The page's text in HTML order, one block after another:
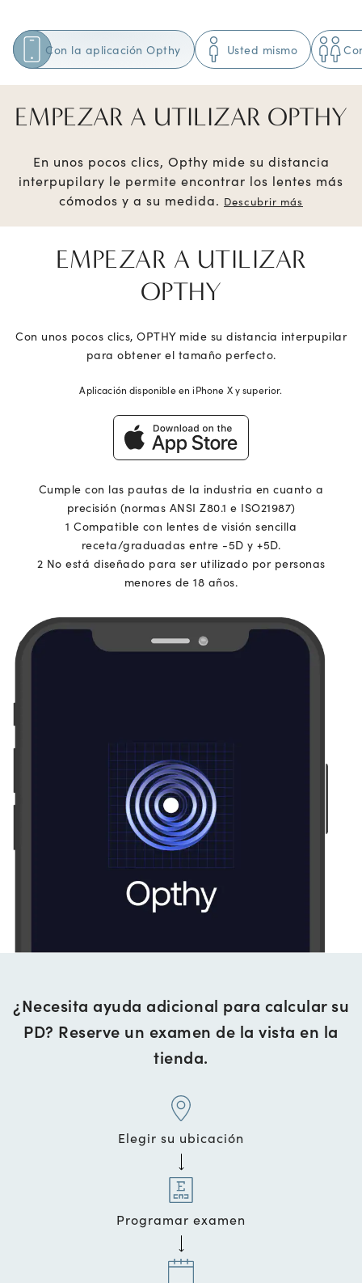
Con la aplicación Opthy Usted mismo
EMPEZAR A UTILIZAR OPTHY
En unos pocos clics, Opthy mide su distancia
interpupilary le permite encontrar los lentes más
cómodos y a su medida. Descubrir más
EMPEZAR A UTILIZAR
OPTHY
Con unos pocos clics, OPTHY mide su distancia interpupilar
para obtener el tamaño perfecto.
Aplicación disponible en iPhone X y superior.
Cumple con las pautas de la industria en cuanto a
precisión (normas ANSI Z80.1 e ISO21987)
1 Compatible con lentes de visión sencilla
receta/graduadas entre -5D y +5D.
2 No está diseñado para ser utilizado por personas
menores de 18 años.
¿Necesita ayuda adicional para calcular su
PD? Reserve un examen de la vista en la
tienda.
Elegir su ubicación
Programar examen